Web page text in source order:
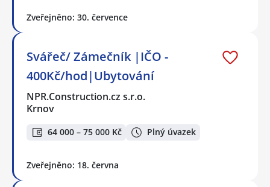
Zveřejněno: 30. července
Svářeč/ Zámečník |IČO -
400Kč/hod|Ubytování
NPR.Construction.cz s.r.o.
Krnov
64 000 – 75 000 Kč Plný úvazek
Zveřejněno: 18. června